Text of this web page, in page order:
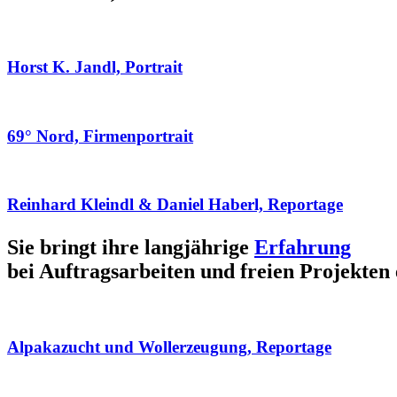
Horst K. Jandl, Portrait
69° Nord, Firmenportrait
Reinhard Kleindl & Daniel Haberl, Reportage
Sie bringt ihre langjährige Erfahrung
bei Auftragsarbeiten und freien Projekten
Alpakazucht und Wollerzeugung, Reportage